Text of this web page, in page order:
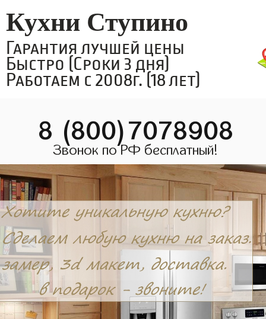
Кухни Ступино
Гарантия лучшей цены
Быстро (Сроки 3 дня)
Работаем с 2008г. (18 лет)
8 (800)7078908
Звонок по РФ бесплатный!